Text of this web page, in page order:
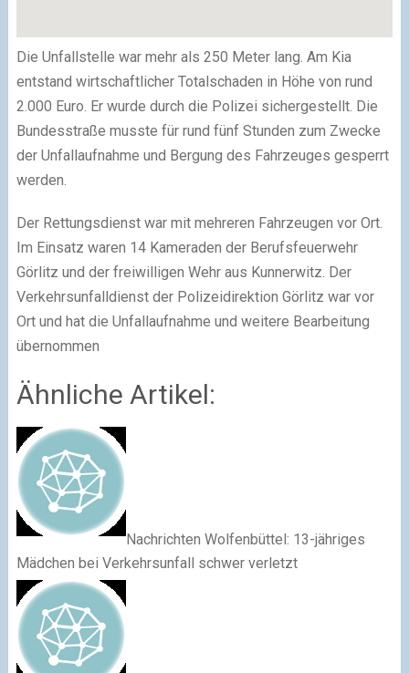
Die Unfallstelle war mehr als 250 Meter lang. Am Kia
entstand wirtschaftlicher Totalschaden in Höhe von rund
2.000 Euro. Er wurde durch die Polizei sichergestellt. Die
Bundesstraße musste für rund fünf Stunden zum Zwecke
der Unfallaufnahme und Bergung des Fahrzeuges gesperrt
werden.
Der Rettungsdienst war mit mehreren Fahrzeugen vor Ort.
Im Einsatz waren 14 Kameraden der Berufsfeuerwehr
Görlitz und der freiwilligen Wehr aus Kunnerwitz. Der
Verkehrsunfalldienst der Polizeidirektion Görlitz war vor
Ort und hat die Unfallaufnahme und weitere Bearbeitung
übernommen
Ähnliche Artikel:
Nachrichten Wolfenbüttel: 13-jähriges
Mädchen bei Verkehrsunfall schwer verletzt